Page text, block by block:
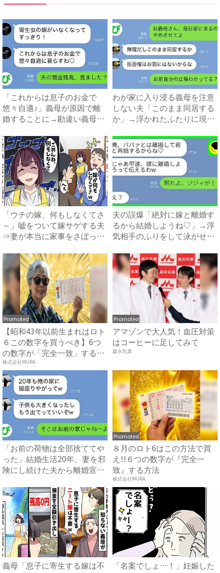
「これからは息子のお金で
悠々自適♪」義母が原因で離
婚することに→勘違い義母に
わが家に入り浸る義母を注意
しない夫「このまま同居する
か」→浮かれたふたりに現実
「ウチの嫁、何もしなくてさ
～」嘘をついて嫁サゲする夫
⇒妻が本当に家事をさぼった
夫の誤爆「絶対に嫁と離婚す
るから結婚しようね♡」→浮
気相手のふりをして泳がせて
Promoted
【昭和43年以前生まれはロト
６この数字を買うべき】6つ
の数字が「完全一致」する
方...
株式会社MURA
Promoted
アマゾンで大人気！血圧対策
はコーヒーに足してみて
森永乳業
「お前の荷物は全部捨ててや
った」結婚生活20年、妻を邪
険にし続けた夫から離婚宣
Promoted
８月のロト6はこの方法で買
え!!６つの数字が『完全一
致』する方法
株式会社MURA
義母「息子に寄生する嫁は不
「名案でしょ…！」妊娠した